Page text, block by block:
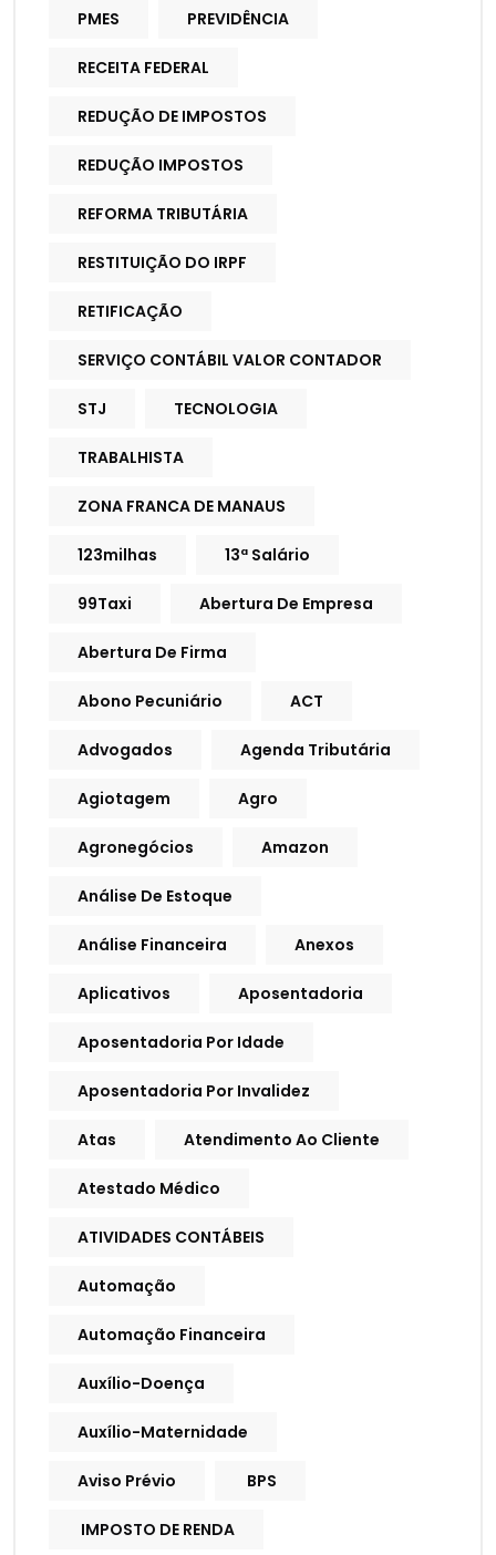
PMES PREVIDÊNCIA
RECEITA FEDERAL
REDUÇÃO DE IMPOSTOS
REDUÇÃO IMPOSTOS
REFORMA TRIBUTÁRIA
RESTITUIÇÃO DO IRPF
RETIFICAÇÃO
SERVIÇO CONTÁBIL VALOR CONTADOR
STJ TECNOLOGIA
TRABALHISTA
ZONA FRANCA DE MANAUS
123milhas 13ª Salário
99Taxi Abertura De Empresa
Abertura De Firma
Abono Pecuniário ACT
Advogados Agenda Tributária
Agiotagem Agro
Agronegócios Amazon
Análise De Estoque
Análise Financeira Anexos
Aplicativos Aposentadoria
Aposentadoria Por Idade
Aposentadoria Por Invalidez
Atas Atendimento Ao Cliente
Atestado Médico
ATIVIDADES CONTÁBEIS
Automação
Automação Financeira
Auxílio-Doença
Auxílio-Maternidade
Aviso Prévio BPS
IMPOSTO DE RENDA